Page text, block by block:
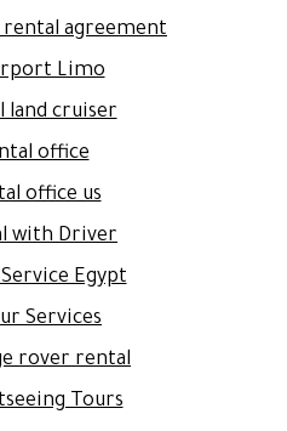
rental agreement
Limo
land cruiser
office
office us
with Driver
Egypt
Services
rover rental
Tours